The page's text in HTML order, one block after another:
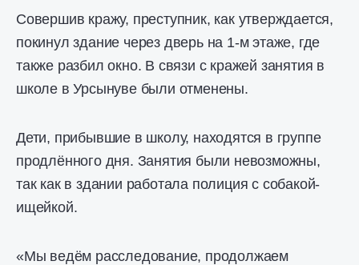
Совершив кражу, преступник, как утверждается,
покинул здание через дверь на 1-м этаже, где
также разбил окно. В связи с кражей занятия в
школе в Урсынуве были отменены.
Дети, прибывшие в школу, находятся в группе
продлённого дня. Занятия были невозможны,
так как в здании работала полиция с собакой-
ищейкой.
«Мы ведём расследование, продолжаем